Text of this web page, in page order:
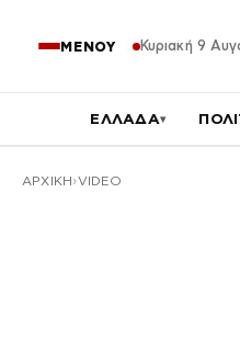
ΜΕΝΟΥ Κυριακή 9
ΕΛΛΑΔΑ▾
ΑΡΧΙΚΉ VIDEO